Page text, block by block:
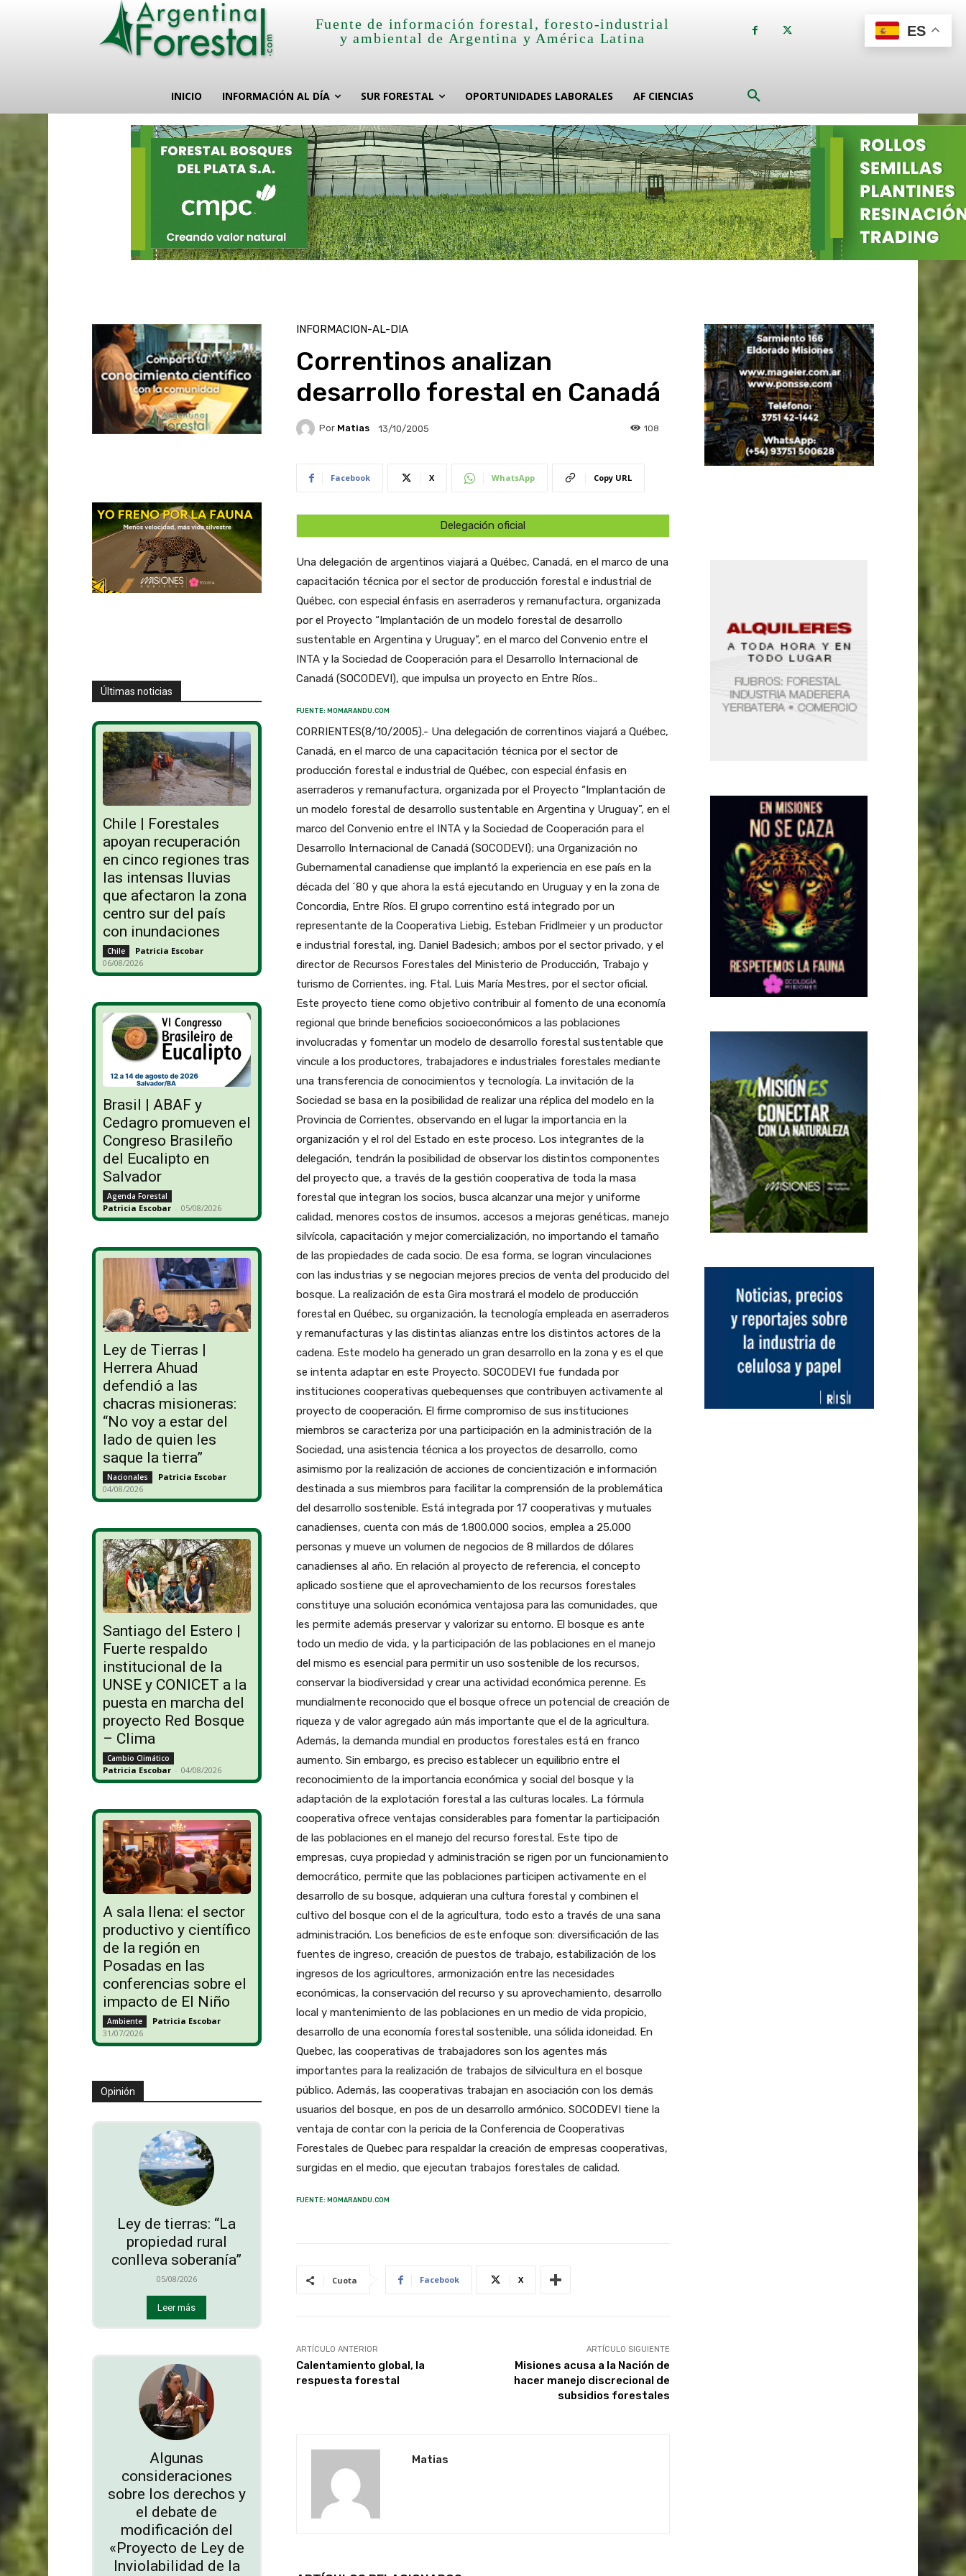
Fuente de información forestal, foresto-industrial
y ambiental de Argentina y América Latina
INICIO INFORMACIÓN AL DÍA SUR FORESTAL OPORTUNIDADES LABORALES AF CIENCIAS
Últimas noticias
Chile | Forestales
apoyan recuperación
en cinco regiones tras
las intensas lluvias
que afectaron la zona
centro sur del país
con inundaciones
Chile Patricia Escobar -
06/08/2026
Brasil | ABAF y
Cedagro promueven el
Congreso Brasileño
del Eucalipto en
Salvador
Agenda Forestal
Patricia Escobar - 05/08/2026
Ley de Tierras |
Herrera Ahuad
defendió a las
chacras misioneras:
“No voy a estar del
lado de quien les
saque la tierra”
Nacionales Patricia Escobar -
04/08/2026
Santiago del Estero |
Fuerte respaldo
institucional de la
UNSE y CONICET a la
puesta en marcha del
proyecto Red Bosque
– Clima
Cambio Climático
Patricia Escobar - 04/08/2026
A sala llena: el sector
productivo y científico
de la región en
Posadas en las
conferencias sobre el
impacto de El Niño
Ambiente Patricia Escobar -
31/07/2026
Opinión
Ley de tierras: “La
propiedad rural
conlleva soberanía”
05/08/2026
Leer más
Algunas
consideraciones
sobre los derechos y
el debate de
modificación del
«Proyecto de Ley de
Inviolabilidad de la
INFORMACION-AL-DIA
Correntinos analizan
desarrollo forestal en Canadá
Por Matias 13/10/2005 108
Facebook X WhatsApp Copy URL
Delegación oficial
Una delegación de argentinos viajará a Québec, Canadá, en el marco de una
capacitación técnica por el sector de producción forestal e industrial de
Québec, con especial énfasis en aserraderos y remanufactura, organizada
por el Proyecto “Implantación de un modelo forestal de desarrollo
sustentable en Argentina y Uruguay”, en el marco del Convenio entre el
INTA y la Sociedad de Cooperación para el Desarrollo Internacional de
Canadá (SOCODEVI), que impulsa un proyecto en Entre Ríos..
FUENTE: MOMARANDU.COM
CORRIENTES(8/10/2005).- Una delegación de correntinos viajará a Québec,
Canadá, en el marco de una capacitación técnica por el sector de
producción forestal e industrial de Québec, con especial énfasis en
aserraderos y remanufactura, organizada por el Proyecto “Implantación de
un modelo forestal de desarrollo sustentable en Argentina y Uruguay”, en el
marco del Convenio entre el INTA y la Sociedad de Cooperación para el
Desarrollo Internacional de Canadá (SOCODEVI); una Organización no
Gubernamental canadiense que implantó la experiencia en ese país en la
década del ´80 y que ahora la está ejecutando en Uruguay y en la zona de
Concordia, Entre Ríos. El grupo correntino está integrado por un
representante de la Cooperativa Liebig, Esteban Fridlmeier y un productor
e industrial forestal, ing. Daniel Badesich; ambos por el sector privado, y el
director de Recursos Forestales del Ministerio de Producción, Trabajo y
turismo de Corrientes, ing. Ftal. Luis María Mestres, por el sector oficial.
Este proyecto tiene como objetivo contribuir al fomento de una economía
regional que brinde beneficios socioeconómicos a las poblaciones
involucradas y fomentar un modelo de desarrollo forestal sustentable que
vincule a los productores, trabajadores e industriales forestales mediante
una transferencia de conocimientos y tecnología. La invitación de la
Sociedad se basa en la posibilidad de realizar una réplica del modelo en la
Provincia de Corrientes, observando en el lugar la importancia en la
organización y el rol del Estado en este proceso. Los integrantes de la
delegación, tendrán la posibilidad de observar los distintos componentes
del proyecto que, a través de la gestión cooperativa de toda la masa
forestal que integran los socios, busca alcanzar una mejor y uniforme
calidad, menores costos de insumos, accesos a mejoras genéticas, manejo
silvícola, capacitación y mejor comercialización, no importando el tamaño
de las propiedades de cada socio. De esa forma, se logran vinculaciones
con las industrias y se negocian mejores precios de venta del producido del
bosque. La realización de esta Gira mostrará el modelo de producción
forestal en Québec, su organización, la tecnología empleada en aserraderos
y remanufacturas y las distintas alianzas entre los distintos actores de la
cadena. Este modelo ha generado un gran desarrollo en la zona y es el que
se intenta adaptar en este Proyecto. SOCODEVI fue fundada por
instituciones cooperativas quebequenses que contribuyen activamente al
proyecto de cooperación. El firme compromiso de sus instituciones
miembros se caracteriza por una participación en la administración de la
Sociedad, una asistencia técnica a los proyectos de desarrollo, como
asimismo por la realización de acciones de concientización e información
destinada a sus miembros para facilitar la comprensión de la problemática
del desarrollo sostenible. Está integrada por 17 cooperativas y mutuales
canadienses, cuenta con más de 1.800.000 socios, emplea a 25.000
personas y mueve un volumen de negocios de 8 millardos de dólares
canadienses al año. En relación al proyecto de referencia, el concepto
aplicado sostiene que el aprovechamiento de los recursos forestales
constituye una solución económica ventajosa para las comunidades, que
les permite además preservar y valorizar su entorno. El bosque es ante
todo un medio de vida, y la participación de las poblaciones en el manejo
del mismo es esencial para permitir un uso sostenible de los recursos,
conservar la biodiversidad y crear una actividad económica perenne. Es
mundialmente reconocido que el bosque ofrece un potencial de creación de
riqueza y de valor agregado aún más importante que el de la agricultura.
Además, la demanda mundial en productos forestales está en franco
aumento. Sin embargo, es preciso establecer un equilibrio entre el
reconocimiento de la importancia económica y social del bosque y la
adaptación de la explotación forestal a las culturas locales. La fórmula
cooperativa ofrece ventajas considerables para fomentar la participación
de las poblaciones en el manejo del recurso forestal. Este tipo de
empresas, cuya propiedad y administración se rigen por un funcionamiento
democrático, permite que las poblaciones participen activamente en el
desarrollo de su bosque, adquieran una cultura forestal y combinen el
cultivo del bosque con el de la agricultura, todo esto a través de una sana
administración. Los beneficios de este enfoque son: diversificación de las
fuentes de ingreso, creación de puestos de trabajo, estabilización de los
ingresos de los agricultores, armonización entre las necesidades
económicas, la conservación del recurso y su aprovechamiento, desarrollo
local y mantenimiento de las poblaciones en un medio de vida propicio,
desarrollo de una economía forestal sostenible, una sólida idoneidad. En
Quebec, las cooperativas de trabajadores son los agentes más
importantes para la realización de trabajos de silvicultura en el bosque
público. Además, las cooperativas trabajan en asociación con los demás
usuarios del bosque, en pos de un desarrollo armónico. SOCODEVI tiene la
ventaja de contar con la pericia de la Conferencia de Cooperativas
Forestales de Quebec para respaldar la creación de empresas cooperativas,
surgidas en el medio, que ejecutan trabajos forestales de calidad.
FUENTE: MOMARANDU.COM
Cuota Facebook X
ARTÍCULO ANTERIOR
Calentamiento global, la
respuesta forestal
ARTÍCULO SIGUIENTE
Misiones acusa a la Nación de
hacer manejo discrecional de
subsidios forestales
Matias
ES